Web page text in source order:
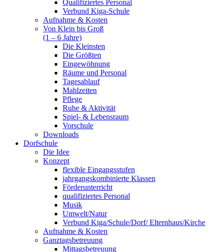
Qualifiziertes Personal
Verbund Kiga-Schule
Aufnahme & Kosten
Von Klein bis Groß
(1 – 6 Jahre)
Die Kleinsten
Die Größten
Eingewöhnung
Räume und Personal
Tagesablauf
Mahlzeiten
Pflege
Ruhe & Aktivität
Spiel- & Lebensraum
Vorschule
Downloads
Dorfschule
Die Idee
Konzept
flexible Eingangsstufen
jahrgangskombinierte Klassen
Förderunterricht
qualifiziertes Personal
Musik
Umwelt/Natur
Verbund Kiga/Schule/Dorf/ Elternhaus/Kirche
Aufnahme & Kosten
Ganztagsbetreuung
Mittagsbetreuung